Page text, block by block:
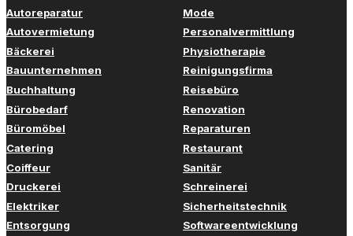
Autoreparatur
Autovermietung
Bäckerei
Bauunternehmen
Buchhaltung
Bürobedarf
Büromöbel
Catering
Coiffeur
Druckerei
Elektriker
Entsorgung
Mode
Personalvermittlung
Physiotherapie
Reinigungsfirma
Reisebüro
Renovation
Reparaturen
Restaurant
Sanitär
Schreinerei
Sicherheitstechnik
Softwareentwicklung